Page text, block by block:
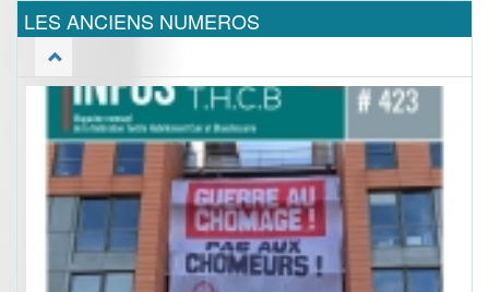
LES ANCIENS NUMEROS